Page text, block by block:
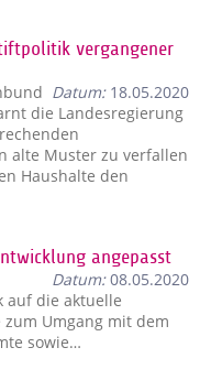
vergangener
Datum:18.05.2020
die Landesregierung
alte Muster zu verfallen
Haushalte den
angepasst
Datum:08.05.2020
auf die aktuelle
Umgang mit dem
sowie…